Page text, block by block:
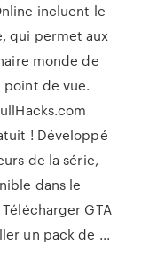
incluent le
qui permet aux
monde de
point de vue.
! Développé
de la série,
dans le
GTA
un pack de ...